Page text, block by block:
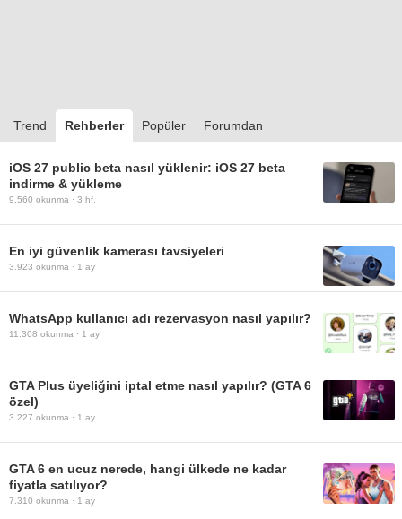
Trend Rehberler Popüler Forumdan
iOS 27 public beta nasıl yüklenir: iOS 27 beta
indirme & yükleme
9.560 okunma · 3 hf.
En iyi güvenlik kamerası tavsiyeleri
3.923 okunma · 1 ay
WhatsApp kullanıcı adı rezervasyon nasıl yapılır?
11.308 okunma · 1 ay
GTA Plus üyeliğini iptal etme nasıl yapılır? (GTA 6
özel)
3.227 okunma · 1 ay
GTA 6 en ucuz nerede, hangi ülkede ne kadar
fiyatla satılıyor?
7.310 okunma · 1 ay